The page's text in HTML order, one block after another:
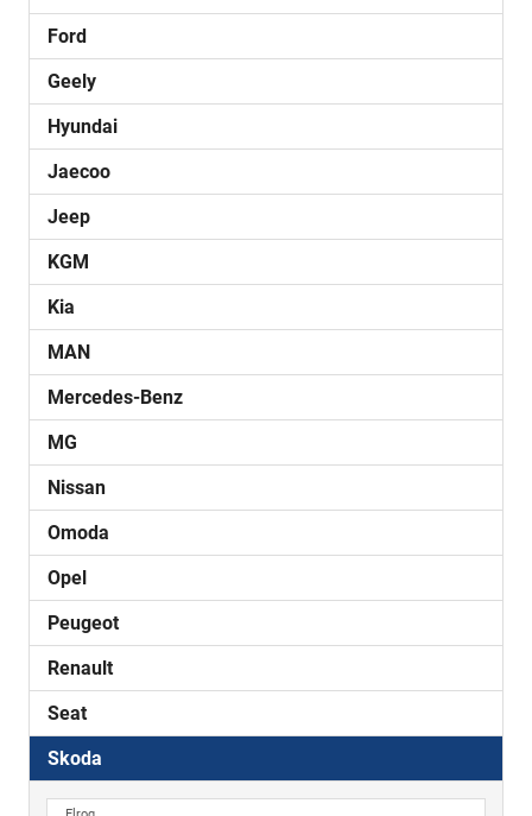
Ford
Geely
Hyundai
Jaecoo
Jeep
KGM
Kia
MAN
Mercedes-Benz
MG
Nissan
Omoda
Opel
Peugeot
Renault
Seat
Skoda